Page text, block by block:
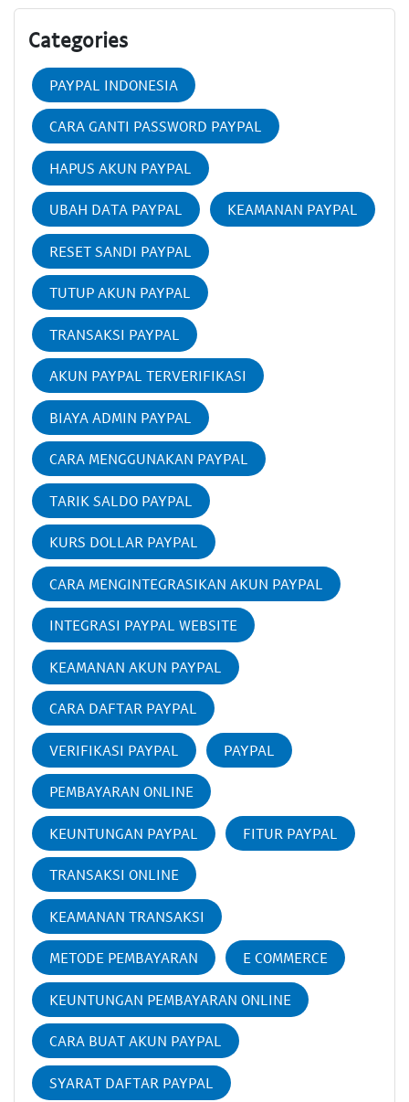
Categories
PAYPAL INDONESIA
CARA GANTI PASSWORD PAYPAL
HAPUS AKUN PAYPAL
UBAH DATA PAYPAL KEAMANAN PAYPAL
RESET SANDI PAYPAL
TUTUP AKUN PAYPAL
TRANSAKSI PAYPAL
AKUN PAYPAL TERVERIFIKASI
BIAYA ADMIN PAYPAL
CARA MENGGUNAKAN PAYPAL
TARIK SALDO PAYPAL
KURS DOLLAR PAYPAL
CARA MENGINTEGRASIKAN AKUN PAYPAL
INTEGRASI PAYPAL WEBSITE
KEAMANAN AKUN PAYPAL
CARA DAFTAR PAYPAL
VERIFIKASI PAYPAL PAYPAL
PEMBAYARAN ONLINE
KEUNTUNGAN PAYPAL FITUR PAYPAL
TRANSAKSI ONLINE
KEAMANAN TRANSAKSI
METODE PEMBAYARAN E COMMERCE
KEUNTUNGAN PEMBAYARAN ONLINE
CARA BUAT AKUN PAYPAL
SYARAT DAFTAR PAYPAL